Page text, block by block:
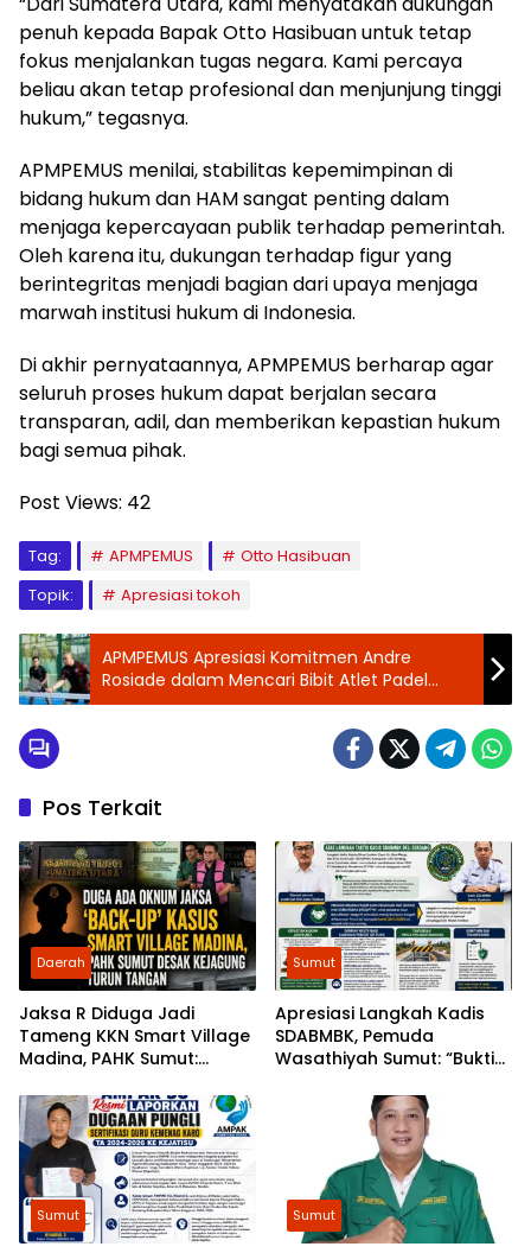
penuh kepada Bapak Otto Hasibuan untuk tetap
fokus menjalankan tugas negara. Kami percaya
beliau akan tetap profesional dan menjunjung tinggi
hukum,” tegasnya.
APMPEMUS menilai, stabilitas kepemimpinan di
bidang hukum dan HAM sangat penting dalam
menjaga kepercayaan publik terhadap pemerintah.
Oleh karena itu, dukungan terhadap figur yang
berintegritas menjadi bagian dari upaya menjaga
marwah institusi hukum di Indonesia.
Di akhir pernyataannya, APMPEMUS berharap agar
seluruh proses hukum dapat berjalan secara
transparan, adil, dan memberikan kepastian hukum
bagi semua pihak.
Post Views: 42
Tag: APMPEMUS
Otto Hasibuan
Topik:
Apresiasi tokoh
APMPEMUS Apresiasi Komitmen Andre
Rosiade dalam Mencari Bibit Atlet Padel
Indonesia
Pos Terkait
Daerah
Jaksa R Diduga Jadi
Tameng KKN Smart Village
Madina, PAHK Sumut:
Jangan Ada yang Kebal
Hukum!
Sumut
Apresiasi Langkah Kadis
SDABMBK, Pemuda
Wasathiyah Sumut: “Bukti
Berlandaskan Hukum”
Sumut Sumut